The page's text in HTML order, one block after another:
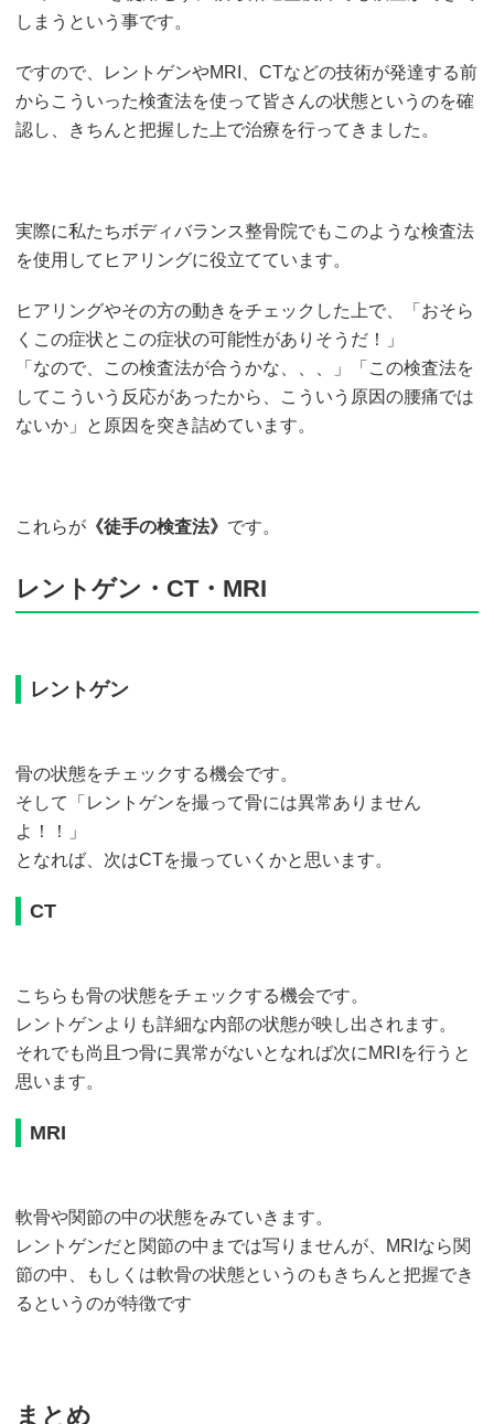
しまうという事です。
ですので、レントゲンやMRI、CTなどの技術が発達する前
からこういった検査法を使って皆さんの状態というのを確
認し、きちんと把握した上で治療を行ってきました。
実際に私たちボディバランス整骨院でもこのような検査法
を使用してヒアリングに役立てています。
ヒアリングやその方の動きをチェックした上で、「おそら
くこの症状とこの症状の可能性がありそうだ！」
「なので、この検査法が合うかな、、、」「この検査法を
してこういう反応があったから、こういう原因の腰痛では
ないか」と原因を突き詰めています。
これらが 《徒手の検査法》 です。
レントゲン・CT・MRI
レントゲン
骨の状態をチェックする機会です。
そして「レントゲンを撮って骨には異常ありません
よ！！」
となれば、次はCTを撮っていくかと思います。
CT
こちらも骨の状態をチェックする機会です。
レントゲンよりも詳細な内部の状態が映し出されます。
それでも尚且つ骨に異常がないとなれば次にMRIを行うと
思います。
MRI
軟骨や関節の中の状態をみていきます。
レントゲンだと関節の中までは写りませんが、MRIなら関
節の中、もしくは軟骨の状態というのもきちんと把握でき
るというのが特徴です
まとめ